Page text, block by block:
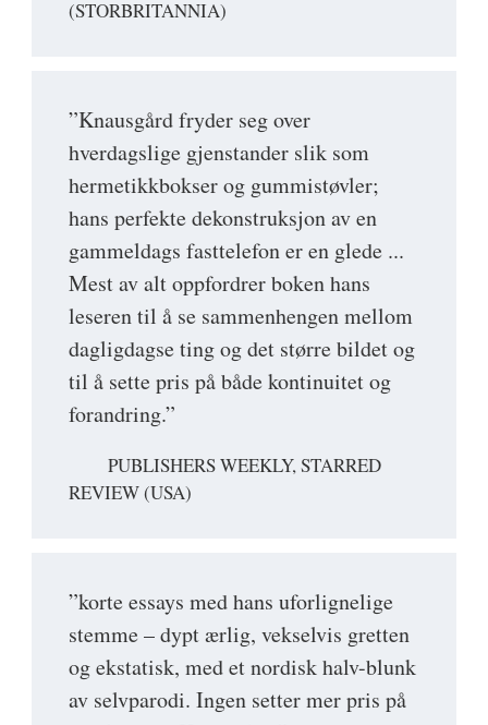
(STORBRITANNIA)
”Knausgård fryder seg over
hverdagslige gjenstander slik som
hermetikkbokser og gummistøvler;
hans perfekte dekonstruksjon av en
gammeldags fasttelefon er en glede ...
Mest av alt oppfordrer boken hans
leseren til å se sammenhengen mellom
dagligdagse ting og det større bildet og
til å sette pris på både kontinuitet og
forandring.”
PUBLISHERS WEEKLY, STARRED
REVIEW (USA)
”korte essays med hans uforlignelige
stemme – dypt ærlig, vekselvis gretten
og ekstatisk, med et nordisk halv-blunk
av selvparodi. Ingen setter mer pris på